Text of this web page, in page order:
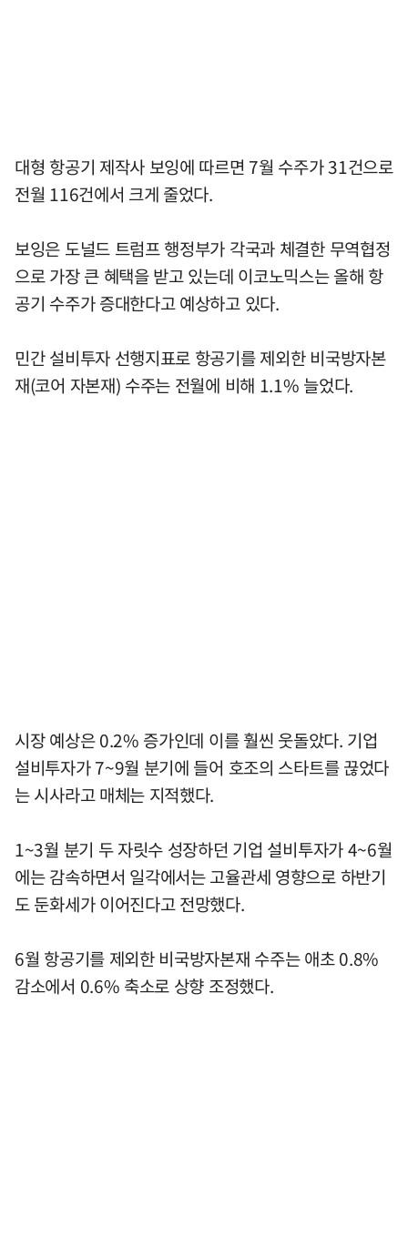
대형 항공기 제작사 보잉에 따르면 7월 수주가 31건으로
전월 116건에서 크게 줄었다.
보잉은 도널드 트럼프 행정부가 각국과 체결한 무역협정
으로 가장 큰 혜택을 받고 있는데 이코노믹스는 올해 항
공기 수주가 증대한다고 예상하고 있다.
민간 설비투자 선행지표로 항공기를 제외한 비국방자본
재(코어 자본재) 수주는 전월에 비해 1.1% 늘었다.
시장 예상은 0.2% 증가인데 이를 훨씬 웃돌았다. 기업
설비투자가 7~9월 분기에 들어 호조의 스타트를 끊었다
는 시사라고 매체는 지적했다.
1~3월 분기 두 자릿수 성장하던 기업 설비투자가 4~6월
에는 감속하면서 일각에서는 고율관세 영향으로 하반기
도 둔화세가 이어진다고 전망했다.
6월 항공기를 제외한 비국방자본재 수주는 애초 0.8%
감소에서 0.6% 축소로 상향 조정했다.